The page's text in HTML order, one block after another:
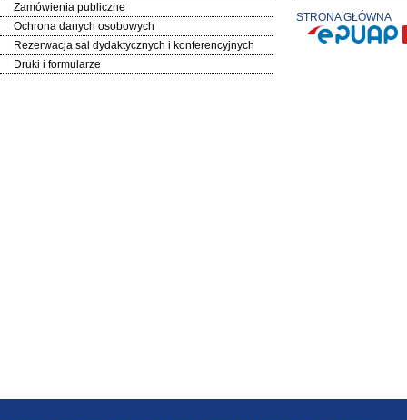
Zamówienia publiczne
Ochrona danych osobowych
Rezerwacja sal dydaktycznych i konferencyjnych
Druki i formularze
STRONA GŁÓWNA